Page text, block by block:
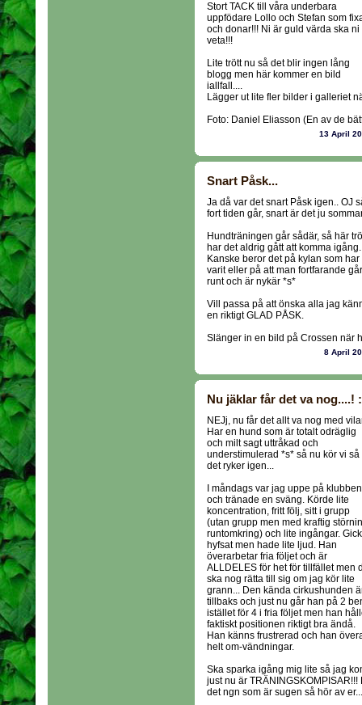
Stort TACK till våra underbara
uppfödare Lollo och Stefan som
och donar!!! Ni är guld värda ska ni
veta!!!
Lite trött nu så det blir ingen lång
blogg men här kommer en bild
iallfall....
Lägger ut lite fler bilder i galleriet
Foto: Daniel Eliasson (En av de
13 April
Snart Påsk...
Ja då var det snart Påsk igen.. OJ
fort tiden går, snart är det ju
Hundträningen går sådär, så här
har det aldrig gått att komma
Kanske beror det på kylan som har
varit eller på att man fortfarande går
runt och är nykär *s*
Vill passa på att önska alla jag
en riktigt GLAD PÅSK.
Slänger in en bild på Crossen när
8 April
Nu jäklar får det va nog....!
NEJj, nu får det allt va nog med
Har en hund som är totalt odräglig
och milt sagt uttråkad och
understimulerad *s* så nu kör vi så
det ryker igen...
I måndags var jag uppe på klubben
och tränade en sväng. Körde lite
koncentration, fritt följ, sitt i grupp
(utan grupp men med kraftig
runtomkring) och lite ingångar. Gick
hyfsat men hade lite ljud. Han
överarbetar fria följet och är
ALLDELES för het för tillfället men
ska nog rätta till sig om jag kör lite
grann... Den kända cirkushunden
tillbaks och just nu går han på 2
istället för 4 i fria följet men han
faktiskt positionen riktigt bra ändå.
Han känns frustrerad och han
helt om-vändningar.
Ska sparka igång mig lite så jag
just nu är
det ngn som är sugen så hör av